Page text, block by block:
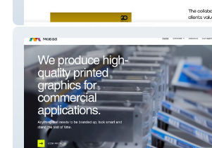
April Strategy